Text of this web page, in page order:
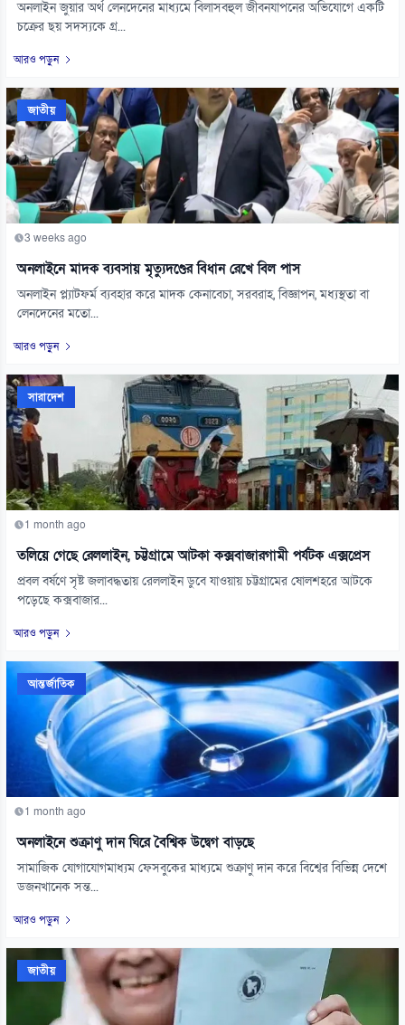
অনলাইন জুয়ার অর্থ লেনদেনের মাধ্যমে বিলাসবহুল জীবনযাপনের অভিযোগে একটি
চক্রের ছয় সদস্যকে গ্র...
আরও পড়ুন
জাতীয়
3 weeks ago
অনলাইনে মাদক ব্যবসায় মৃত্যুদণ্ডের বিধান রেখে বিল পাস
অনলাইন প্ল্যাটফর্ম ব্যবহার করে মাদক কেনাবেচা, সরবরাহ, বিজ্ঞাপন, মধ্যস্থতা বা
লেনদেনের মতো...
আরও পড়ুন
সারাদেশ
1 month ago
তলিয়ে গেছে রেললাইন, চট্টগ্রামে আটকা কক্সবাজারগামী পর্যটক এক্সপ্রেস
প্রবল বর্ষণে সৃষ্ট জলাবদ্ধতায় রেললাইন ডুবে যাওয়ায় চট্টগ্রামের ষোলশহরে আটকে
পড়েছে কক্সবাজার...
আরও পড়ুন
আন্তর্জাতিক
1 month ago
অনলাইনে শুক্রাণু দান ঘিরে বৈশ্বিক উদ্বেগ বাড়ছে
সামাজিক যোগাযোগমাধ্যম ফেসবুকের মাধ্যমে শুক্রাণু দান করে বিশ্বের বিভিন্ন দেশে
ডজনখানেক সন্ত...
আরও পড়ুন
জাতীয়